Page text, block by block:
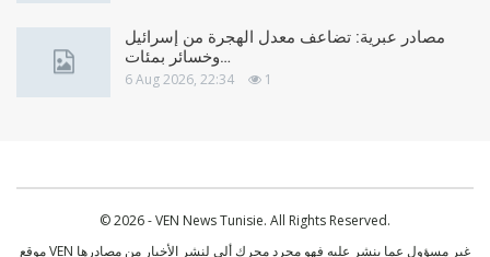
مصادر عبرية: تضاعف معدل الهجرة من إسرائيل
وخسائر بمئات…
6 Aug 2026, 22:34 1
© 2026 - VEN News Tunisie. All Rights Reserved.
موقع VEN غير مسؤول عما ينشر عليه فهو مجرد محرك ألي لنشر الأخبار من مصادرها